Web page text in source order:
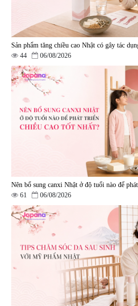
Sản phẩm tăng chiều cao Nhật có gây tác
44
06/08/2026
Nên bổ sung canxi Nhật ở độ tuổi nào để
61
06/08/2026